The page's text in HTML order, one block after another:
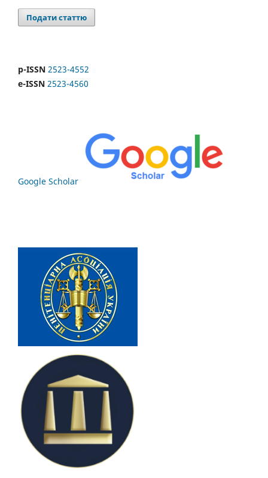
Подати статтю
p-ISSN 2523-4552
e-ISSN 2523-4560
Google Scholar